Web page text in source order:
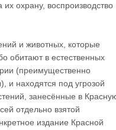
охрану, воспроизводство
и животных, которые
обитают в естественных
(преимущественно
и находятся под угрозой
занесённые в
отдельно взятой
издание Красной